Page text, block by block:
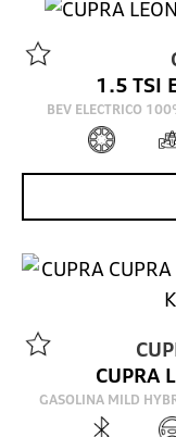
BEV ELECTRICO
GASOLINA MILD